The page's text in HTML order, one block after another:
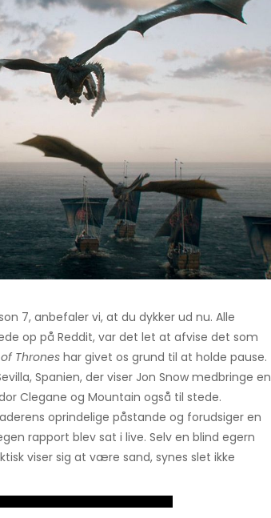
7, anbefaler vi, at du dykker ud nu. Alle
op på Reddit, var det let at afvise det som
Throneshar givet os grund til at holde pause.
Spanien, der viser Jon Snow medbringe en
Clegane og Mountain også til stede.
oprindelige påstande og forudsiger en
rapport blev sat i live. Selv en blind egern
viser sig at være sand, synes slet ikke